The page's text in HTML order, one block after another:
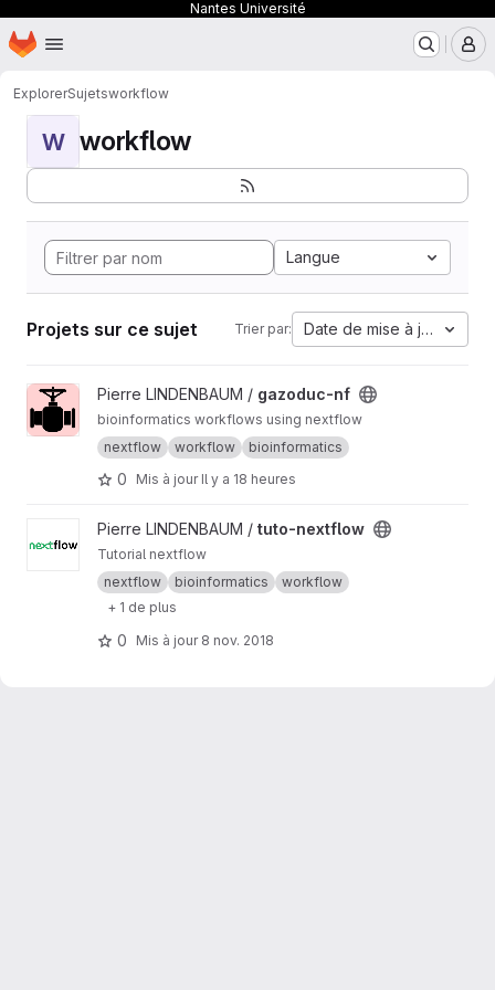
Nantes Université
Passer au contenu principal
Page d'accueil
ExplorerSujetsworkflow
W workflow
Langue
Projets sur ce sujet Trier par: Date de mise à jour
Afficher le projet gazoduc-nf
Pierre LINDENBAUM / gazoduc-nf
bioinformatics workflows using nextflow
nextflow
workflow bioinformatics
0 Mis à jour Il y a 18 heures
Afficher le projet tuto-nextflow
Pierre LINDENBAUM / tuto-nextflow
Tutorial nextflow
nextflow
bioinformatics
workflow
+ 1 de plus
0 Mis à jour 8 nov. 2018